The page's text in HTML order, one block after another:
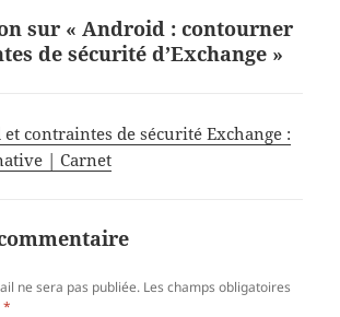
sur « Android : contourner
de sécurité d’Exchange »
contraintes de sécurité Exchange :
| Carnet
ne sera pas publiée. Les champs obligatoires
*